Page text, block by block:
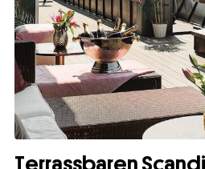
Terrassbaren